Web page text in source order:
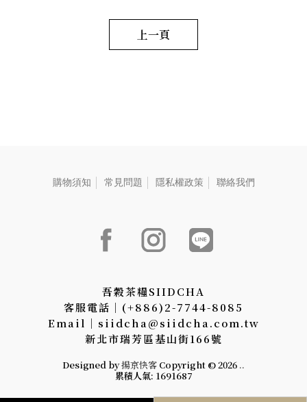
野薑茉莉窨香烏龍茶-2.5g、
【茶葉】萬壽菊窨香烏龍
上一頁
購物須知 常見問題 隱私權政策 聯絡我們
吾穀茶糧SIIDCHA
客服電話│(+886)2-7744-8085
Email│siidcha@siidcha.com.tw
新北市瑞芳區基山街166號
Designed by揚京快客 Copyright © 2026 ..
累積人氣: 1691687